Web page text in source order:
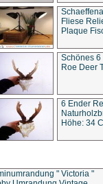
Fliese
Plaque
Schönes
Roe Deer
6 Ender
Höhe: 34
" Victoria "